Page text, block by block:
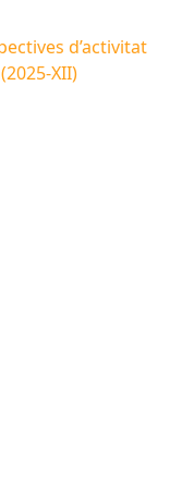
d’activitat
XII)